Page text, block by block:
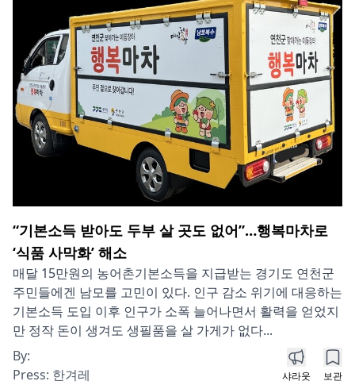
“기본소득 받아도 두부 살 곳도 없어”…행복마차로
‘식품 사막화’ 해소
매달 15만원의 농어촌기본소득을 지급받는 경기도 연천군
주민들에겐 남모를 고민이 있다. 인구 감소 위기에 대응하는
기본소득 도입 이후 인구가 소폭 늘어나면서 활력을 얻었지
만 정작 돈이 생겨도 생필품을 살 가게가 없다...
By:
Press: 한겨레 샤라웃 보관